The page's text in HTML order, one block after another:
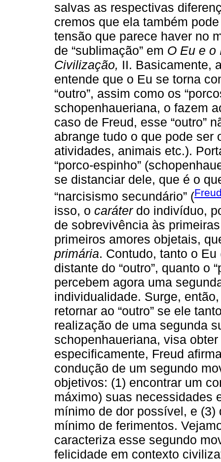
salvas as respectivas
cremos que ela também
tensão que parece haver no
de “sublimação” em O Eu e o
Civilização, II. Basicamente,
entende que o Eu se torna
“outro”, assim como os
schopenhaueriana, o fazem
caso de Freud, esse “outro”
abrange tudo o que pode ser
atividades, animais etc.).
“porco-espinho”
se distanciar dele, que é o
“narcisismo secundário” (
isso, o caráterdo indivíduo,
de sobrevivência às
primeiros amores objetais,
primária. Contudo, tanto o
distante do “outro”, quanto o
percebem agora uma
individualidade. Surge,
retornar ao “outro” se ele
realização de uma segunda
schopenhaueriana, visa
especificamente, Freud
condução de um segundo
objetivos: (1) encontrar um
máximo) suas necessidades
mínimo de dor possível, e (3)
mínimo de ferimentos.
caracteriza esse segundo
felicidade em contexto